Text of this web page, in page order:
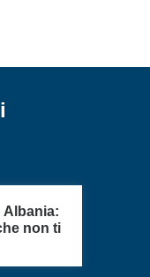
Albania:
non ti